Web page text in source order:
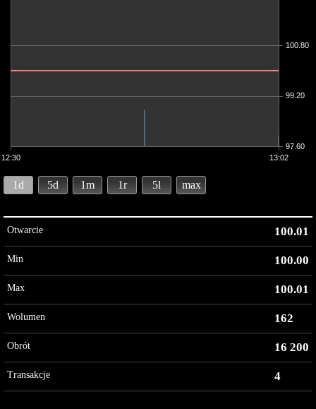
12:30 13:02
97.60
99.20
100.80
1d 5d 1m 1r 5l max
Otwarcie 100.01
Min 100.00
Max 100.01
Wolumen 162
Obrót 16 200
Transakcje 4